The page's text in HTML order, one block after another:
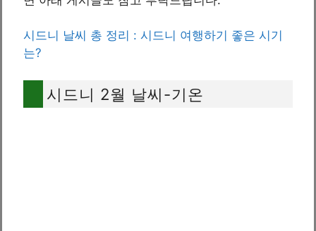
시드니 날씨 총 정리 : 시드니 여행하기 좋은 시기
는?
시드니 2월 날씨-기온